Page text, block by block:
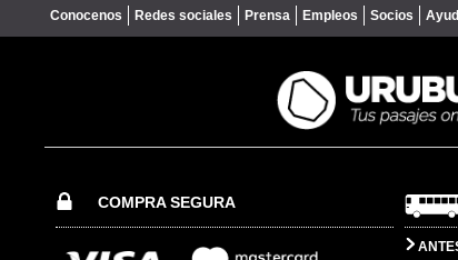
Conocenos Redes sociales Prensa Empleos Socios
COMPRA SEGURA